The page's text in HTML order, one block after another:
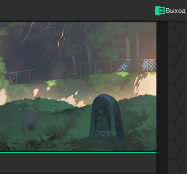
Выход